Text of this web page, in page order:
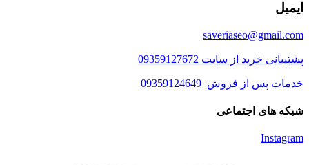
ایمیل
saveriaseo@gmail.com
پشتیبانی خرید از سایت 09359127672
خدمات پس از فروش 09359124649
شبکه های اجتماعی
Instagram